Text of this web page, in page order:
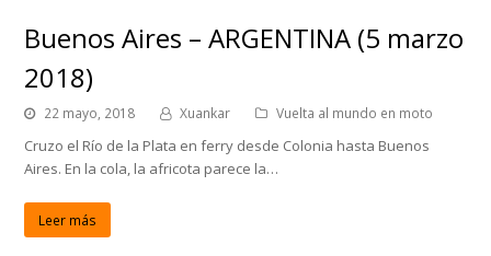
Buenos Aires – ARGENTINA (5 marzo
2018)
22 mayo, 2018 Xuankar Vuelta al mundo en moto
Cruzo el Río de la Plata en ferry desde Colonia hasta Buenos
Aires. En la cola, la africota parece la…
Leer más